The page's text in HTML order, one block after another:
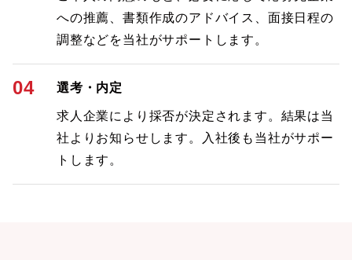
への推薦、書類作成のアドバイス、面接日程の
調整などを当社がサポートします。
04 選考・内定
求人企業により採否が決定されます。結果は当
社よりお知らせします。入社後も当社がサポー
トします。